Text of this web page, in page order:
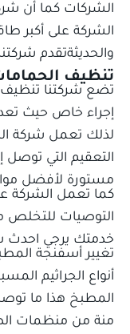
الشركات كما أن
الشركة على أكبر
والحديثةتقدم
تنظيف
تضع شركتنا
إجراء خاص حيث تعد
لذلك تعمل شركة
التعقيم التي توصل
مستورة لأفضل
كما تعمل الشركة
التوصيات للتخلص
خدمتك يرجي احدث
أنواع الجراثيم
المطبخ هذا ما
منة من منظمات